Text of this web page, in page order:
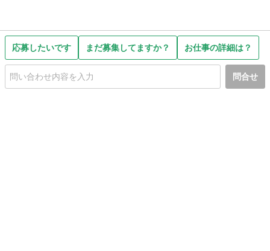
応募したいです まだ募集してますか？ お仕事の詳細は？
問合せ